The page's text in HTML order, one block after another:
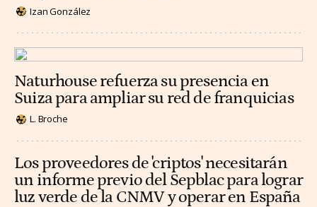
Izan González
Naturhouse refuerza su presencia en
Suiza para ampliar su red de franquicias
L. Broche
Los proveedores de 'criptos' necesitarán
un informe previo del Sepblac para lograr
luz verde de la CNMV y operar en España